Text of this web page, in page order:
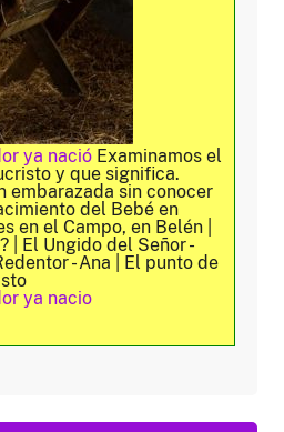
ya nació Examinamos el
y que significa.
embarazada sin conocer
del Bebé en
en el Campo, en Belén |
| El Ungido del Señor -
- Ana | El punto de
ya nacio